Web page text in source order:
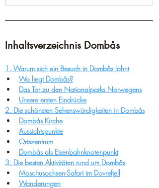
Inhaltsverzeichnis Dombås
1. Warum sich ein Besuch in Dombås lohnt
Wo liegt Dombås?
Das Tor zu den Nationalparks Norwegens
Unsere ersten Eindrücke
2. Die schönsten Sehenswürdigkeiten in Dombås
Dombås Kirche
Aussichtspunkte
Ortszentrum
Dombås als Eisenbahnknotenpunkt
3. Die besten Aktivitäten rund um Dombås
Moschusochsen-Safari im Dovrefjell
Wanderungen